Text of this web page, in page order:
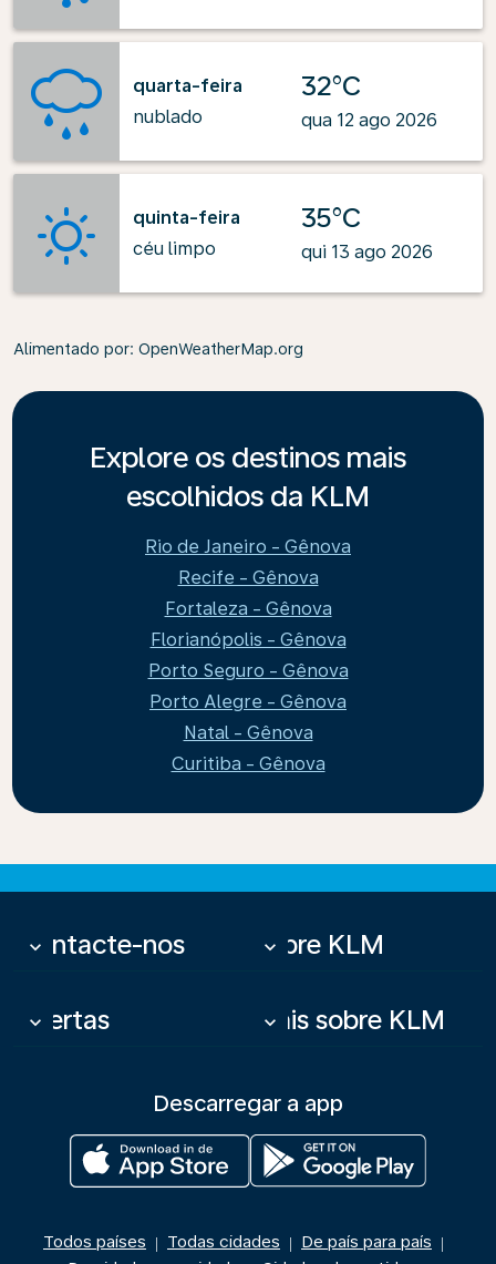
quarta-feira
nublado
32°C
qua 12 ago 2026
quinta-feira
céu limpo
35°C
qui 13 ago 2026
Alimentado por: OpenWeatherMap.org
Explore os destinos mais
escolhidos da KLM
Rio de Janeiro - Gênova
Recife - Gênova
Fortaleza - Gênova
Florianópolis - Gênova
Porto Seguro - Gênova
Porto Alegre - Gênova
Natal - Gênova
Curitiba - Gênova
Contacte-nos
keyboard_arrow_down Sobre KLM
keyboard_arrow_down
Ofertas
keyboard_arrow_down Mais sobre KLM
keyboard_arrow_down
Descarregar a app
Todos países | Todas cidades | De país para país |